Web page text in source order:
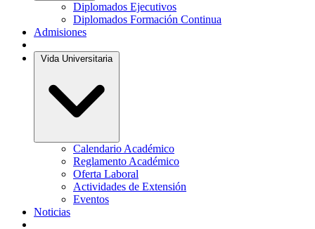
Diplomados Ejecutivos
Diplomados Formación Continua
Admisiones
Vida Universitaria
Calendario Académico
Reglamento Académico
Oferta Laboral
Actividades de Extensión
Eventos
Noticias